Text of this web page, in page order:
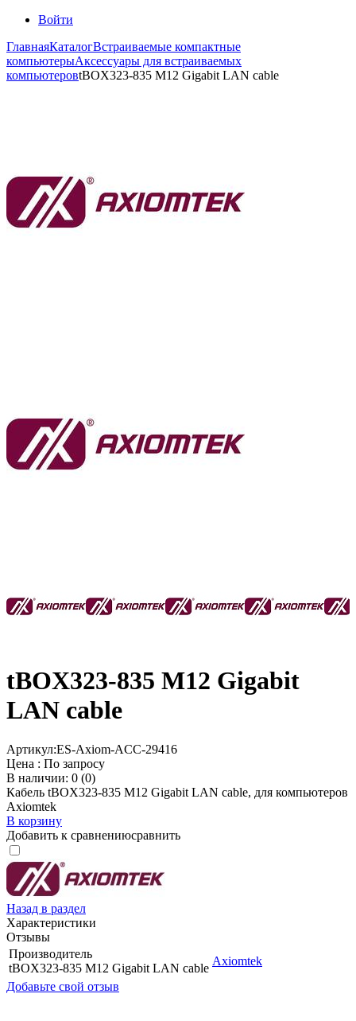
Войти
ГлавнаяКаталогВстраиваемые компактные
компьютерыАксессуары для встраиваемых
компьютеровtBOX323-835 M12 Gigabit LAN cable
tBOX323-835 M12 Gigabit
LAN cable
Артикул:ES-Axiom-ACC-29416
Цена : По запросу
В наличии: 0 (0)
Кабель tBOX323-835 M12 Gigabit LAN cable, для компьютеров
Axiomtek
В корзину
Добавить к сравнениюсравнить
Назад в раздел
Характеристики
Отзывы
Производитель
tBOX323-835 M12 Gigabit LAN cable
Axiomtek
Добавьте свой отзыв